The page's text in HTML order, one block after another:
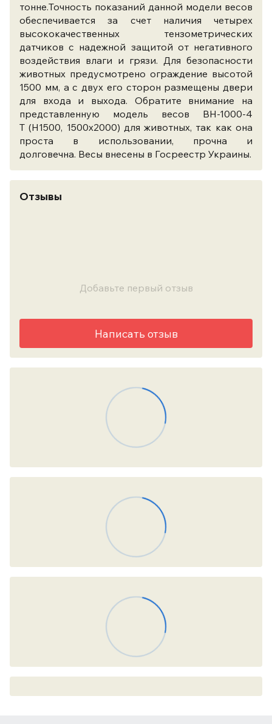
тонне.Точность показаний данной модели весов
обеспечивается за счет наличия четырех
высококачественных тензометрических
датчиков с надежной защитой от негативного
воздействия влаги и грязи. Для безопасности
животных предусмотрено ограждение высотой
1500 мм, а с двух его сторон размещены двери
для входа и выхода. Обратите внимание на
представленную модель весов ВН-1000-4
Т (Н1500, 1500x2000) для животных, так как она
проста в использовании, прочна и
долговечна. Весы внесены в Госреестр Украины.
Отзывы
Добавьте первый отзыв
Написать отзыв